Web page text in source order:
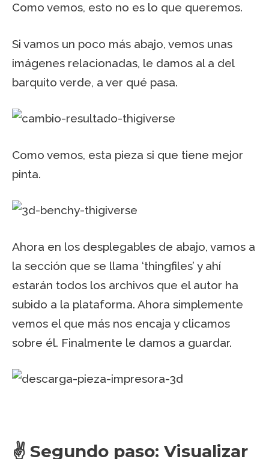
Como vemos, esto no es lo que queremos.
Si vamos un poco más abajo, vemos unas
imágenes relacionadas, le damos al a del
barquito verde, a ver qué pasa.
Como vemos, esta pieza si que tiene mejor
pinta.
Ahora en los desplegables de abajo, vamos a
la sección que se llama ‘thingfiles’ y ahí
estarán todos los archivos que el autor ha
subido a la plataforma. Ahora simplemente
vemos el que más nos encaja y clicamos
sobre él. Finalmente le damos a guardar.
✌️ Segundo paso: Visualizar